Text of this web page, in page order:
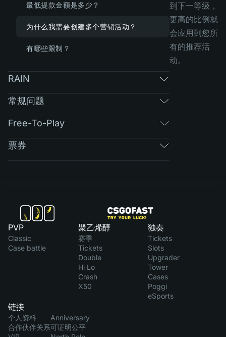
最低提款金额是多少？
为什么我需要创建多个营销活动？
有哪些限制？
RAIN
常规问题
Free-To-Play
票券
到下一等级，
更高的比例就
会应用到您所
有的推荐活
动。
PVP
Classic
Case battle
聚乙烯醇
赛季
Tickets
Double
Hi Lo
Crash
X50
独奏
Tickets
Slots
Upgrader
Tower
Cases
Poggi
eSports
链接
个人资料
合作伙伴关系
Anniversary
可证明公平